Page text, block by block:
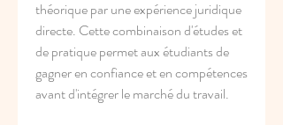
théorique par une expérience juridique
directe. Cette combinaison d'études et
de pratique permet aux étudiants de
gagner en confiance et en compétences
avant d'intégrer le marché du travail.